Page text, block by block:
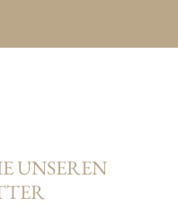
UNSEREN